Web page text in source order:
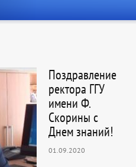
Поздравление
ректора ГГУ
имени Ф.
Скорины с
Днем знаний!
01.09.2020